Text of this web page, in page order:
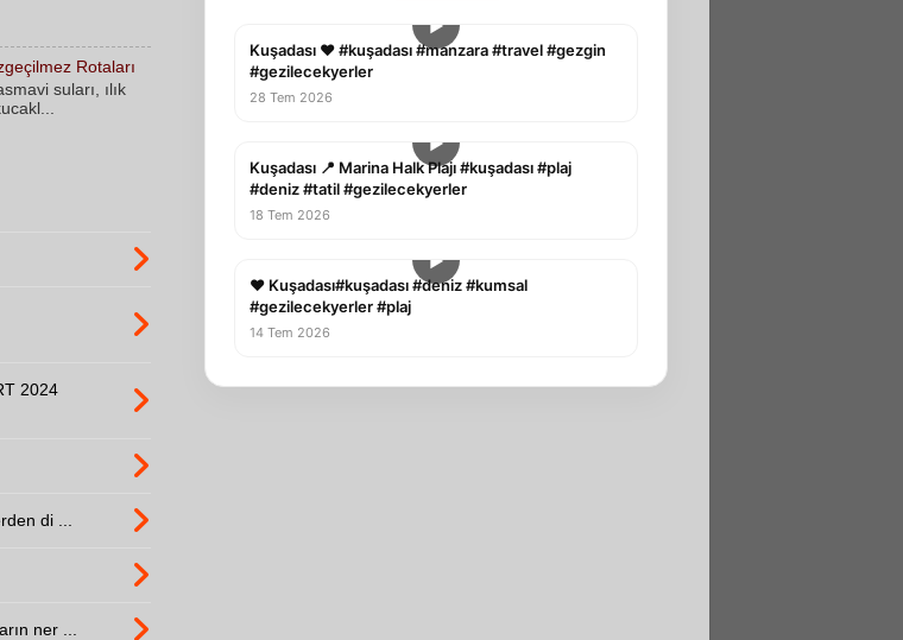
Rotaları
suları, ılık
2024
di ...
ner ...
▶
Kuşadası ❤️ #kuşadası #manzara #travel #gezgin
#gezilecekyerler
28 Tem 2026
▶
Kuşadası 📍 Marina Halk Plajı #kuşadası #plaj
#deniz #tatil #gezilecekyerler
18 Tem 2026
▶
❤️ Kuşadası#kuşadası #deniz #kumsal
#gezilecekyerler #plaj
14 Tem 2026